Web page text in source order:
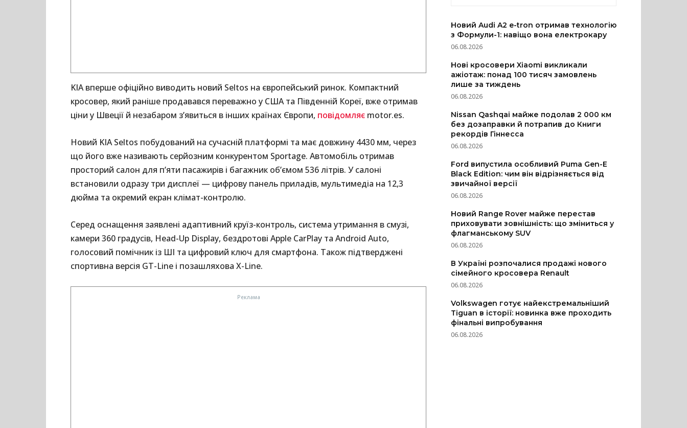
KIA вперше офіційно виводить новий Seltos на європейський ринок. Компактний
кросовер, який раніше продавався переважно у США та Південній Кореї, вже отримав
ціни у Швеції й незабаром з’явиться в інших країнах Європи, повідомляє motor.es.
Новий KIA Seltos побудований на сучасній платформі та має довжину 4430 мм, через
що його вже називають серйозним конкурентом Sportage. Автомобіль отримав
просторий салон для п’яти пасажирів і багажник об’ємом 536 літрів. У салоні
встановили одразу три дисплеї — цифрову панель приладів, мультимедіа на 12,3
дюйма та окремий екран клімат-контролю.
Серед оснащення заявлені адаптивний круїз-контроль, система утримання в смузі,
камери 360 градусів, Head-Up Display, бездротові Apple CarPlay та Android Auto,
голосовий помічник із ШІ та цифровий ключ для смартфона. Також підтверджені
спортивна версія GT-Line і позашляхова X-Line.
Новий Audi A2 e-tron отримав технологію
з Формули-1: навіщо вона електрокару
06.08.2026
Нові кросовери Xiaomi викликали
ажіотаж: понад 100 тисяч замовлень
лише за тиждень
06.08.2026
Nissan Qashqai майже подолав 2 000 км
без дозаправки й потрапив до Книги
рекордів Гіннесса
06.08.2026
Ford випустила особливий Puma Gen-E
Black Edition: чим він відрізняється від
звичайної версії
06.08.2026
Новий Range Rover майже перестав
приховувати зовнішність: що зміниться у
флагманському SUV
06.08.2026
В Україні розпочалися продажі нового
сімейного кросовера Renault
06.08.2026
Volkswagen готує найекстремальніший
Tiguan в історії: новинка вже проходить
фінальні випробування
06.08.2026